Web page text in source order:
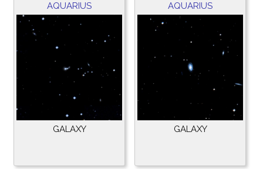
AQUARIUS
GALAXY
AQUARIUS
GALAXY